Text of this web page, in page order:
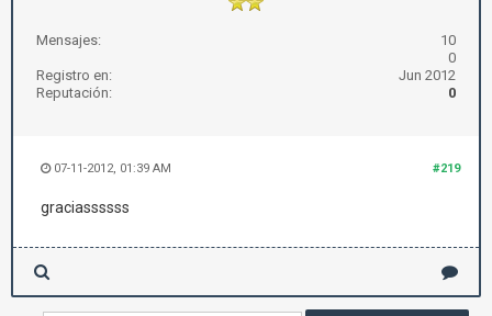
Mensajes:
10
0
Registro en:
Jun 2012
Reputación:
0
#219
07-11-2012, 01:39 AM
graciassssss